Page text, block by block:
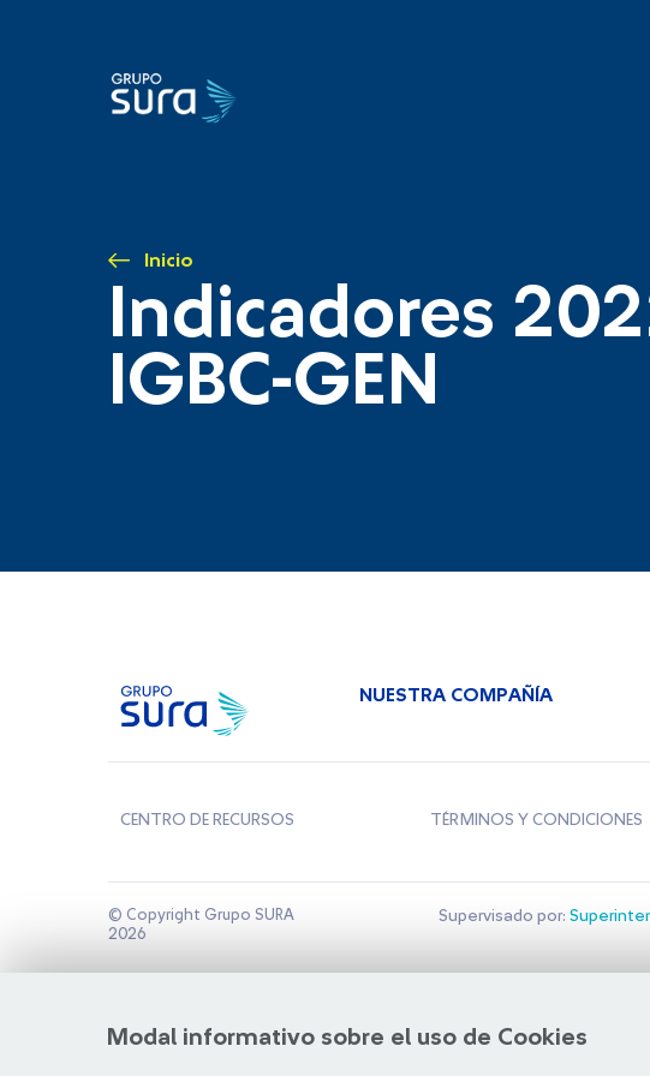
Inicio
Indicadores
IGBC-GEN
Modal informativo sobre el uso de Cookies
NUESTRA COMPAÑÍA
CENTRO DE RECURSOS TÉRMINOS Y CONDICIONES
© Copyright Grupo SURA
2026
Supervisado por: